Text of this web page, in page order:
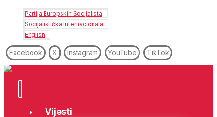
Partija Europskih Socijalista
Socijalistička Internacionala
English
Facebook X Instagram YouTube TikTok
Vijesti